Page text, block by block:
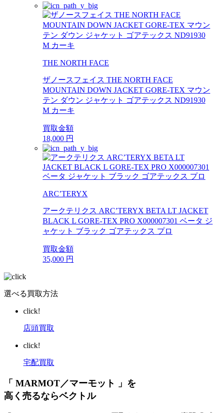
THE NORTH FACE
ザノースフェイス THE NORTH FACE
MOUNTAIN DOWN JACKET GORE-TEX マウン
テン ダウン ジャケット ゴアテックス ND91930
M カーキ
買取金額
18,000 円
ARC’TERYX
アークテリクス ARC’TERYX BETA LT JACKET
BLACK L GORE-TEX PRO X000007301 ベータ ジ
ャケット ブラック ゴアテックス プロ
買取金額
35,000 円
選べる買取方法
click!
店頭買取
click!
宅配買取
「 MARMOT／マーモット 」を
高く売るならベクトル